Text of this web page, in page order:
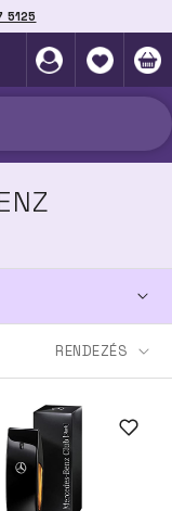
5125